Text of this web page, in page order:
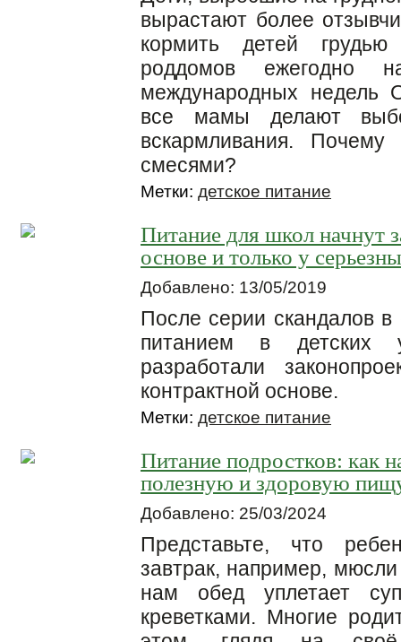
вырастают более
кормить детей
роддомов ежегодно
международных
все мамы делают
вскармливания.
смесями?
Метки: детское питание
Питание для школ начнут
основе и только у
Добавлено: 13/05/2019
После серии скандалов
питанием в детских
разработали
контрактной основе.
Метки: детское питание
Питание подростков: как
полезную и здоровую
Добавлено: 25/03/2024
Представьте, что
завтрак, например,
нам обед уплетает
креветками. Многие